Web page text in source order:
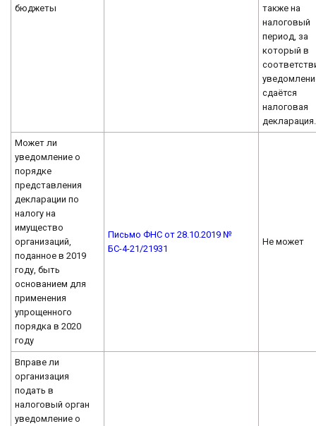
бюджеты
также на
налоговый
период, за
который в
сдаётся
налоговая
декларация.
Может ли
уведомление о
порядке
представления
декларации по
налогу на
имущество
организаций,
поданное в 2019
году, быть
основанием для
применения
упрощенного
порядка в 2020
году
Письмо ФНС от 28.10.2019 №
БС-4-21/21931
Не может
Вправе ли
организация
подать в
налоговый орган
уведомление о